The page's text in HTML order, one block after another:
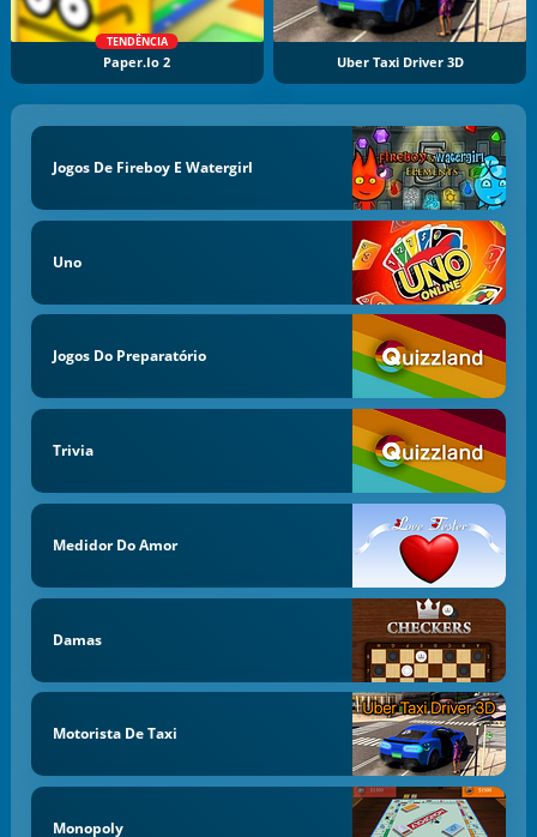
TENDÊNCIA
Paper.io 2 Uber Taxi Driver 3D
Jogos De Fireboy E Watergirl
Uno
Jogos Do Preparatório
Trivia
Medidor Do Amor
Damas
Motorista De Taxi
Monopoly